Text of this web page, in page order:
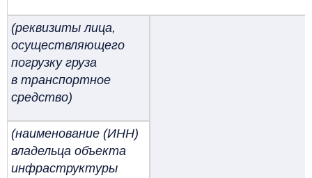
(реквизиты лица,
осуществляющего
погрузку груза
в транспортное
средство)
(наименование (ИНН)
владельца объекта
инфраструктуры